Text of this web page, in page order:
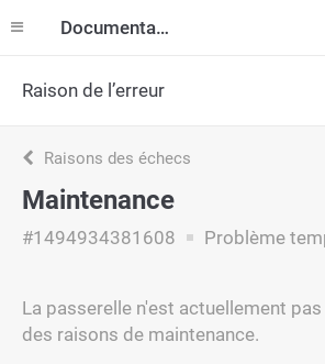
Documentation
Raison de l’erreur
Raisons des échecs
Maintenance
#1494934381608 Problème
La passerelle n'est actuellement
des raisons de maintenance.